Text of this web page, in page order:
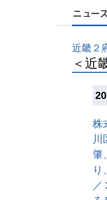
近畿２
＜近
株
川
肇
り
／